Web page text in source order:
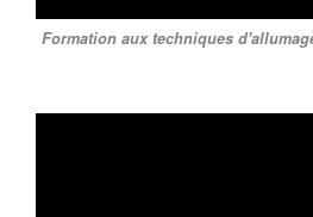
Formation aux techniques